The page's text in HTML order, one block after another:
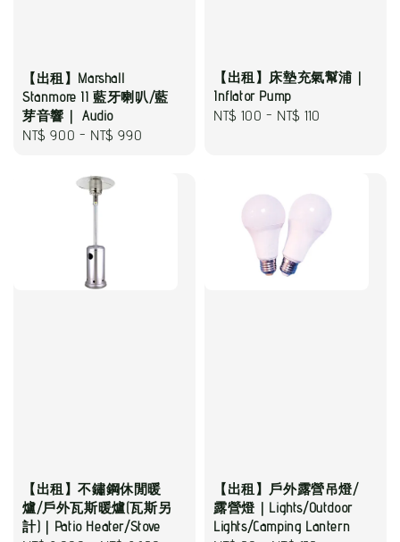
【出租】Marshall
Stanmore II 藍牙喇叭/藍
芽音響｜ Audio
Regular
NT$ 900 - NT$ 990
【出租】床墊充氣幫浦｜
Inflator Pump
Regular
NT$ 100 - NT$ 110
【出租】不鏽鋼休閒暖
爐/戶外瓦斯暖爐(瓦斯另
計)｜Patio Heater/Stove
【出租】戶外露營吊燈/
露營燈｜Lights/Outdoor
Lights/Camping Lantern